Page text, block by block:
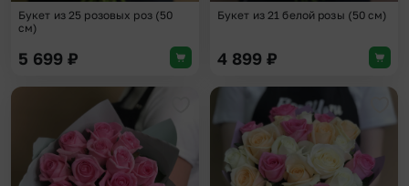
Букет из 25 розовых роз (50
см)
5 699 ₽
Букет из 21 белой розы (50 см)
4 899 ₽
Добавить в избранное